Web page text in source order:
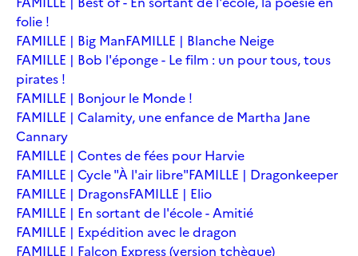
folie !
FAMILLE | Big ManFAMILLE | Blanche Neige
FAMILLE | Bob l'éponge - Le film : un pour tous, tous
pirates !
FAMILLE | Bonjour le Monde !
FAMILLE | Calamity, une enfance de Martha Jane
Cannary
FAMILLE | Contes de fées pour Harvie
FAMILLE | Cycle "À l'air libre"FAMILLE | Dragonkeeper
FAMILLE | DragonsFAMILLE | Elio
FAMILLE | En sortant de l'école - Amitié
FAMILLE | Expédition avec le dragon
FAMILLE | Falcon Express (version tchèque)